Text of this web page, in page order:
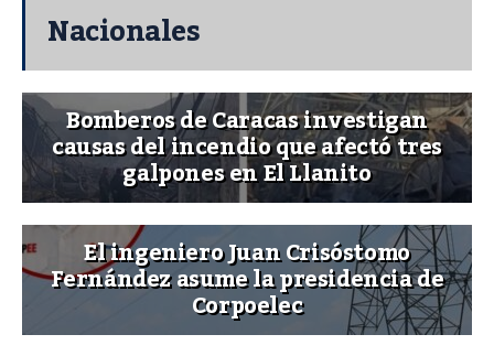
Nacionales
Bomberos de Caracas investigan
causas del incendio que afectó tres
galpones en El Llanito
El ingeniero Juan Crisóstomo
Fernández asume la presidencia de
Corpoelec